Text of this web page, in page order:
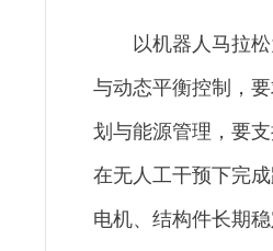
以机器人马拉
与动态平衡控制，
划与能源管理，要
在无人工干预下完
电机、结构件长期